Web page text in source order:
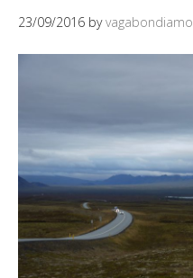
23/09/2016 byvagabondiamo